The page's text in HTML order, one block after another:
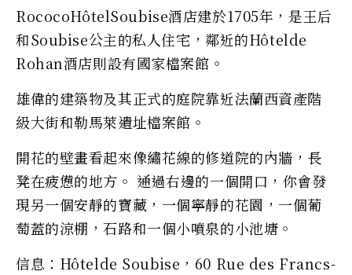
RococoHôtelSoubise酒店建於1705年，是王后
和Soubise公主的私人住宅，鄰近的Hôtelde
Rohan酒店則設有國家檔案館。
雄偉的建築物及其正式的庭院靠近法蘭西資產階
級大街和勒馬萊遺址檔案館。
開花的壁畫看起來像繡花線的修道院的內牆，長
凳在疲憊的地方。 通過右邊的一個開口，你會發
現另一個安靜的寶藏，一個寧靜的花園，一個葡
萄蓋的涼棚，石路和一個小噴泉的小池塘。
信息：Hôtelde Soubise，60 Rue des Francs-